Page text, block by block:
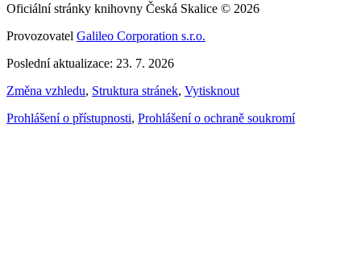
Oficiální stránky knihovny Česká Skalice © 2026
Provozovatel Galileo Corporation s.r.o.
Poslední aktualizace: 23. 7. 2026
Změna vzhledu, Struktura stránek, Vytisknout
Prohlášení o přístupnosti, Prohlášení o ochraně soukromí